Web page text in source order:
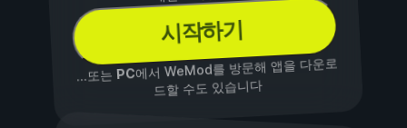
시작하기
...또는PC에서 WeMod를 방문해 앱을 다운로
드할 수도 있습니다